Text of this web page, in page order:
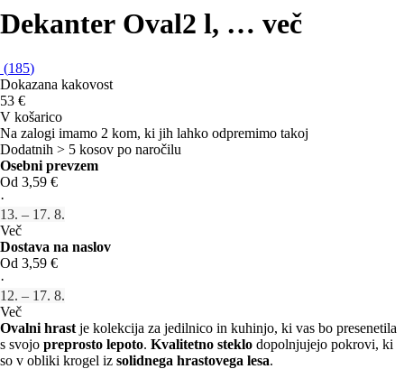
Dekanter Oval2 l, … več
(185)
Dokazana kakovost
53 €
V košarico
Na zalogi imamo 2 kom, ki jih lahko odpremimo takoj
Dodatnih > 5 kosov po naročilu
Osebni prevzem
Od 3,59 €
·
13. – 17. 8.
Več
Dostava na naslov
Od 3,59 €
·
12. – 17. 8.
Več
Ovalni hrast je kolekcija za jedilnico in kuhinjo, ki vas bo presenetila
s svojo preprosto lepoto. Kvalitetno steklo dopolnjujejo pokrovi, ki
so v obliki krogel iz solidnega hrastovega lesa.